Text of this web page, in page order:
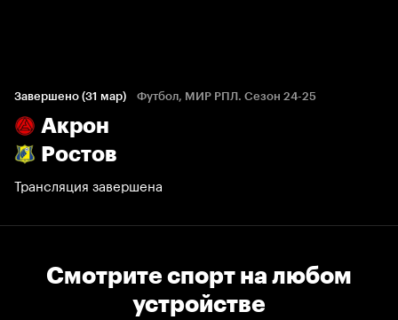
Завершено (31 мар) Футбол, МИР РПЛ. Сезон 24-25
Акрон
Ростов
Трансляция завершена
Смотрите спорт на любом
устройстве